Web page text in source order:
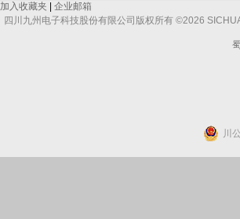
加入收藏夹
企业邮箱
四川九州电子科技股份有限公司版权所有 ©2026
川